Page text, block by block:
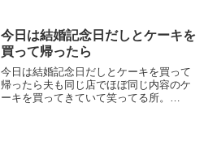
それぞれだし、女だから家事を手伝った
り、キャリアダウンしたり...
今日は結婚記念日だしとケーキを
買って帰ったら
今日は結婚記念日だしとケーキを買って
帰ったら夫も同じ店でほぼ同じ内容のケ
ーキを買ってきていて笑ってる所。